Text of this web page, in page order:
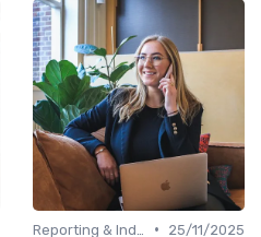
•
25/11/2025